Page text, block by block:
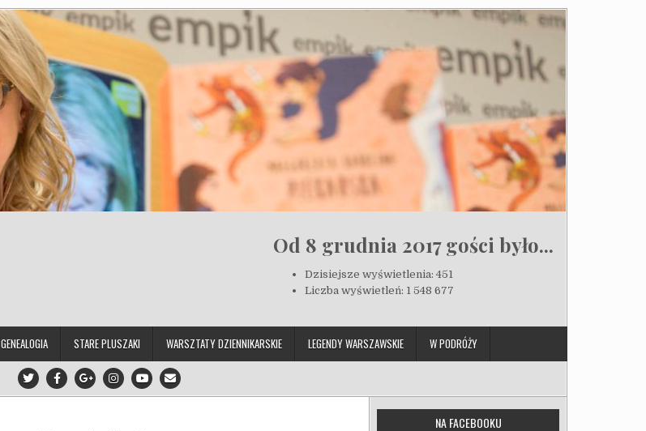
Od 8 grudnia 2017 gości było...
Dzisiejsze wyświetlenia: 451
Liczba wyświetleń: 1 548 677
GENEALOGIA STARE PLUSZAKI WARSZTATY DZIENNIKARSKIE LEGENDY WARSZAWSKIE W PODRÓŻY
NA FACEBOOKU